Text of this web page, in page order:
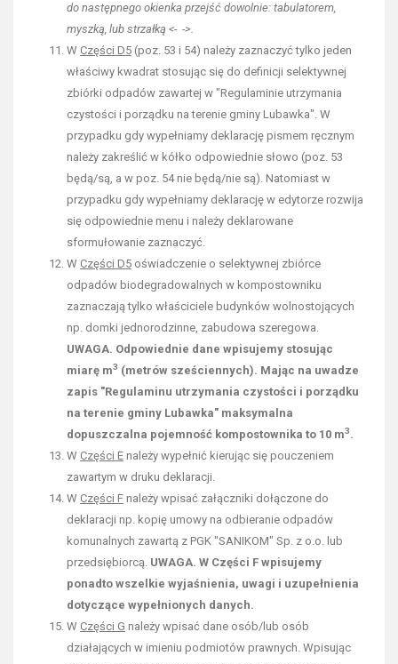
do następnego okienka przejść dowolnie: tabulatorem,
myszką, lub strzałką <- ->.
W Części D5 (poz. 53 i 54) należy zaznaczyć tylko jeden
właściwy kwadrat stosując się do definicji selektywnej
zbiórki odpadów zawartej w "Regulaminie utrzymania
czystości i porządku na terenie gminy Lubawka". W
przypadku gdy wypełniamy deklarację pismem ręcznym
należy zakreślić w kółko odpowiednie słowo (poz. 53
będą/są, a w poz. 54 nie będą/nie są). Natomiast w
przypadku gdy wypełniamy deklarację w edytorze rozwija
się odpowiednie menu i należy deklarowane
sformułowanie zaznaczyć.
W Części D5 oświadczenie o selektywnej zbiórce
odpadów biodegradowalnych w kompostowniku
zaznaczają tylko właściciele budynków wolnostojących
np. domki jednorodzinne, zabudowa szeregowa.
UWAGA. Odpowiednie dane wpisujemy stosując
miarę m3 (metrów sześciennych). Mając na uwadze
zapis "Regulaminu utrzymania czystości i porządku
na terenie gminy Lubawka" maksymalna
dopuszczalna pojemność kompostownika to 10 m3.
W Części E należy wypełnić kierując się pouczeniem
zawartym w druku deklaracji.
W Części F należy wpisać załączniki dołączone do
deklaracji np. kopię umowy na odbieranie odpadów
komunalnych zawartą z PGK "SANIKOM" Sp. z o.o. lub
przedsiębiorcą. UWAGA. W Części F wpisujemy
ponadto wszelkie wyjaśnienia, uwagi i uzupełnienia
dotyczące wypełnionych danych.
W Części G należy wpisać dane osób/lub osób
działających w imieniu podmiotów prawnych. Wpisując